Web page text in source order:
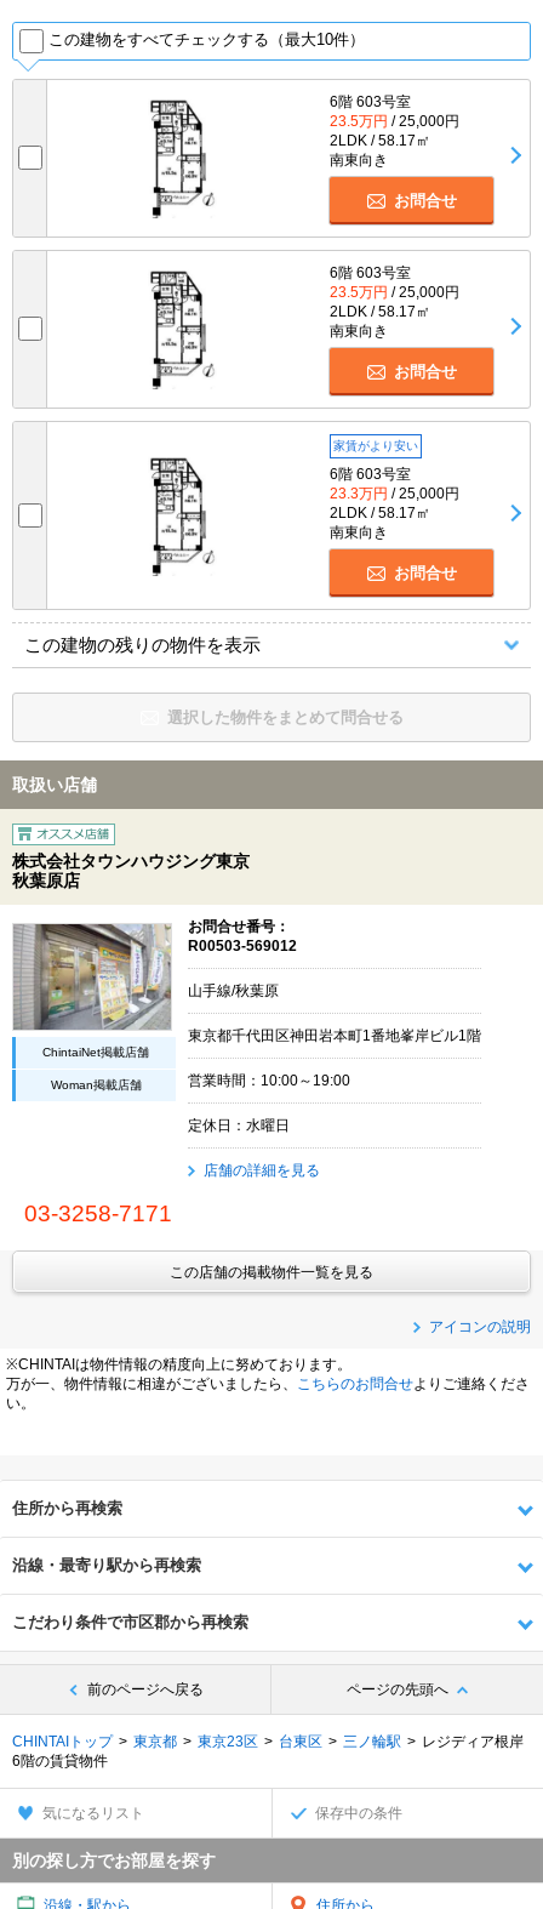
この建物をすべてチェックする（最大10件）
6階 603号室
23.5万円 / 25,000円
2LDK / 58.17㎡
南東向き
お問合せ
6階 603号室
23.5万円 / 25,000円
2LDK / 58.17㎡
南東向き
お問合せ
家賃がより安い
6階 603号室
23.3万円 / 25,000円
2LDK / 58.17㎡
南東向き
お問合せ
この建物の残りの物件を表示
選択した物件をまとめて問合せる
取扱い店舗
株式会社タウンハウジング東京
秋葉原店
ChintaiNet掲載店舗
Woman掲載店舗
お問合せ番号：
R00503-569012
山手線/秋葉原
東京都千代田区神田岩本町1番地峯岸ビル1階
営業時間：10:00～19:00
定休日：水曜日
店舗の詳細を見る
03-3258-7171
この店舗の掲載物件一覧を見る
アイコンの説明
※CHINTAIは物件情報の精度向上に努めております。
万が一、物件情報に相違がございましたら、
こちらのお問合せよりご連絡くださ
い。
住所から再検索
沿線・最寄り駅から再検索
こだわり条件で市区郡から再検索
前のページへ戻る ページの先頭へ
CHINTAIトップ 東京都 東京23区 台東区 三ノ輪駅
レジディア根岸
6階の賃貸物件
気になるリスト 保存中の条件
別の探し方でお部屋を探す
沿線・駅から 住所から